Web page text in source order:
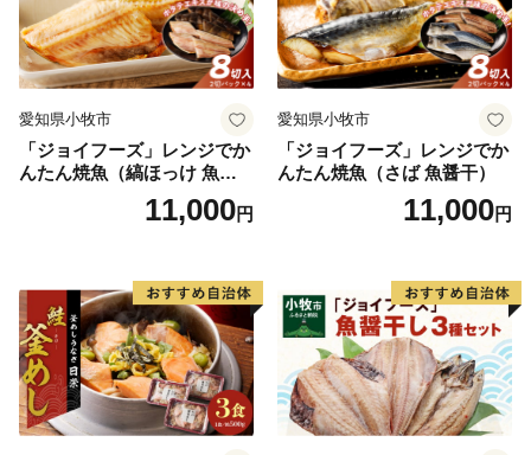
愛知県小牧市
「ジョイフーズ」レンジでか
んたん焼魚（縞ほっけ 魚醤
11,000円
愛知県小牧市
「ジョイフーズ」レンジでか
んたん焼魚（さば 魚醤干）
11,000円